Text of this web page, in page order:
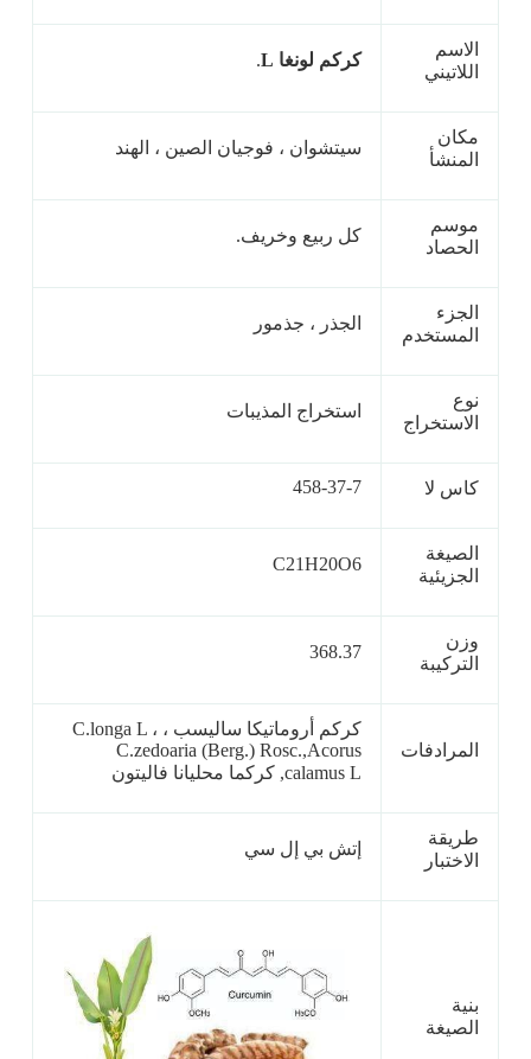
الاسم
اللاتيني
كركم لونغا L .
مكان
المنشأ
سيتشوان ، فوجيان الصين ، الهند
موسم
الحصاد
كل ربيع وخريف.
الجزء
المستخدم
الجذر ، جذمور
نوع
الاستخراج
استخراج المذيبات
كاس لا 458-37-7
الصيغة
الجزيئية
C21H20O6
وزن
التركيبة
368.37
المرادفات
كركم أروماتيكا ساليسب ، C.longa L ،
C.zedoaria (Berg.) Rosc.,Acorus
calamus L, كركما محليانا فاليتون
طريقة
الاختبار
إتش بي إل سي
بنية
الصيغة